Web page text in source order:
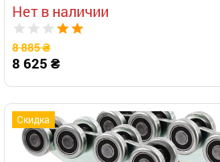
Нет в наличии
8 885 ₴
8 625 ₴
Скидка